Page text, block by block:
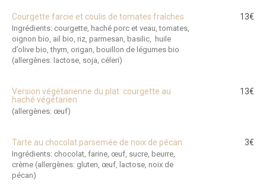
Courgette farcie et coulis de tomates fraîches
Ingrédients: courgette, haché porc et veau, tomates,
oignon bio, ail bio, riz, parmesan, basilic, huile
d’olive bio, thym, origan, bouillon de légumes bio
(allergènes: lactose, soja, céleri)
13€
Version végétarienne du plat: courgette au
haché végétarien
(allergènes: œuf)
13€
Tarte au chocolat parsemée de noix de pécan
Ingrédients: chocolat, farine, œuf, sucre, beurre,
crème (allergènes: gluten, œuf, lactose, noix de
pécan)
3€